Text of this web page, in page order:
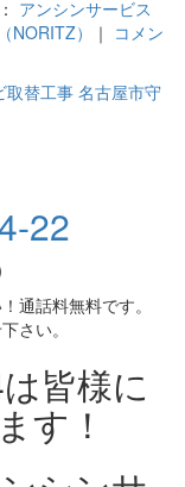
アンシンサービス
NORITZ） ｜ コメン
取替工事 名古屋市守
22
通話料無料です。
さい。
皆様に
す！